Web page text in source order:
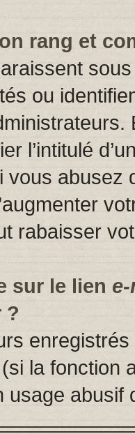
rang et
ou
l’intitulé
vous
rabaisser
sur le lien
?
la fonction
usage abusif